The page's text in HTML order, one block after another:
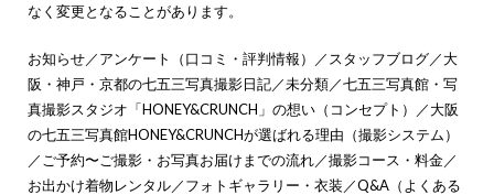
なく変更となることがあります。
お知らせ／アンケート（口コミ・評判情報） ／ スタッフブログ／大
阪・神戸・京都の七五三写真撮影日記／未分類／七五三写真館・写
真撮影スタジオ「HONEY&CRUNCH」の想い（コンセプト）
／大阪
の七五三写真館HONEY&CRUNCHが選ばれる理由（撮影システム）
／ ご予約〜ご撮影・お写真お届けまでの流れ／撮影コース・料金／
お出かけ着物レンタル／フォトギャラリー・衣装 ／Q&A（よくある